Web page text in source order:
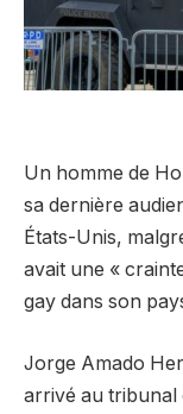
Un homme de
sa dernière
États-Unis,
avait une «
gay dans son
Jorge Amado
arrivé au tribunal